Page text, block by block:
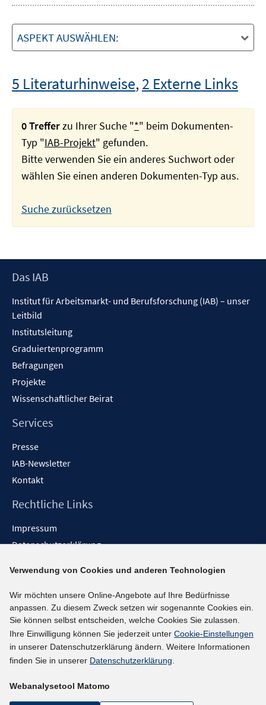
ASPEKT AUSWÄHLEN:
5 Literaturhinweise,2 Externe Links
0 Trefferzu Ihrer Suche "*" beim Dokumenten-
Typ "IAB-Projekt" gefunden.
Bitte verwenden Sie ein anderes Suchwort oder
wählen Sie einen anderen Dokumenten-Typ aus.
Suche zurücksetzen
Footer
Das IAB
Institut für Arbeitsmarkt- und Berufsforschung (IAB) – unser
Leitbild
Institutsleitung
Graduiertenprogramm
Befragungen
Projekte
Wissenschaftlicher Beirat
Services
Presse
IAB-Newsletter
Kontakt
Rechtliche Links
Impressum
Datenschutzerklärung
Barrieren melden
Social-Media-Kanäle
BlueSky
YouTube
LinkedIn
kununu
Verwendung von Cookies und anderen Technologien
Wir möchten unsere Online-Angebote auf Ihre Bedürfnisse
anpassen. Zu diesem Zweck setzen wir sogenannte Cookies ein.
Sie können selbst entscheiden, welche Cookies Sie zulassen.
Ihre Einwilligung können Sie jederzeit unter Cookie-Einstellungen
in unserer Datenschutzerklärung ändern. Weitere Informationen
finden Sie in unserer Datenschutzerklärung.
Webanalysetool Matomo